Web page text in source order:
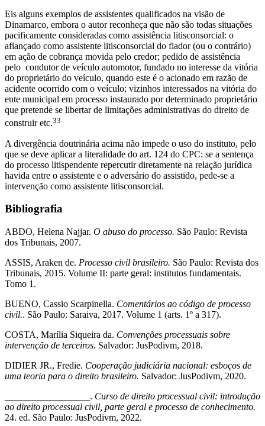
Eis alguns exemplos de assistentes qualificados na visão de
Dinamarco, embora o autor reconheça que não são todas situações
pacificamente consideradas como assistência litisconsorcial: o
afiançado como assistente litisconsorcial do fiador (ou o contrário)
em ação de cobrança movida pelo credor; pedido de assistência
pelo condutor de veículo automotor, fundado no interesse da vitória
do proprietário do veículo, quando este é o acionado em razão de
acidente ocorrido com o veículo; vizinhos interessados na vitória do
ente municipal em processo instaurado por determinado proprietário
que pretende se libertar de limitações administrativas do direito de
construir etc.33
A divergência doutrinária acima não impede o uso do instituto, pelo
que se deve aplicar a literalidade do art. 124 do CPC: se a sentença
do processo litispendente repercutir diretamente na relação jurídica
havida entre o assistente e o adversário do assistido, pede-se a
intervenção como assistente litisconsorcial.
Bibliografia
ABDO, Helena Najjar. O abuso do processo. São Paulo: Revista
dos Tribunais, 2007.
ASSIS, Araken de. Processo civil brasileiro. São Paulo: Revista dos
Tribunais, 2015. Volume II: parte geral: institutos fundamentais.
Tomo 1.
BUENO, Cassio Scarpinella. Comentários ao código de processo
civil.. São Paulo: Saraiva, 2017. Volume 1 (arts. 1º a 317).
COSTA, Marília Siqueira da. Convenções processuais sobre
intervenção de terceiros. Salvador: JusPodivm, 2018.
DIDIER JR., Fredie. Cooperação judiciária nacional: esboços de
uma teoria para o direito brasileiro. Salvador: JusPodivm, 2020.
__________________. Curso de direito processual civil: introdução
ao direito processual civil, parte geral e processo de conhecimento.
24. ed. São Paulo: JusPodivm, 2022.